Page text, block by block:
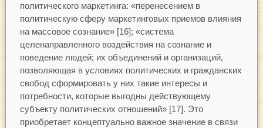
политического маркетинга: «перенесением в
политическую сферу маркетинговых приемов влияния
на массовое сознание» [16]; «система
целенаправленного воздействия на сознание и
поведение людей; их объединений и организаций,
позволяющая в условиях политических и гражданских
свобод сформировать у них такие интересы и
потребности, которые выгодны действующему
субъекту политических отношений» [17]. Это
приобретает концептуально важное значение в связи